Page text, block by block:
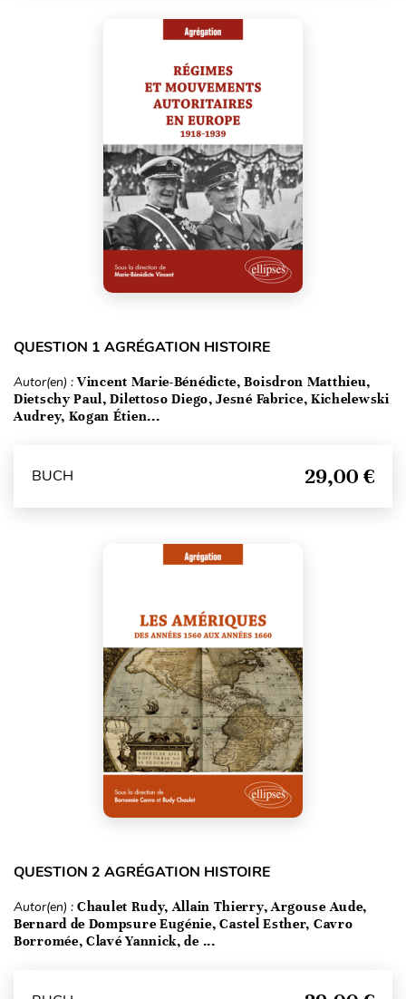
QUESTION 1 AGRÉGATION HISTOIRE
Autor(en) : Vincent Marie-Bénédicte, Boisdron Matthieu,
Dietschy Paul, Dilettoso Diego, Jesné Fabrice, Kichelewski
Audrey, Kogan Étien...
BUCH 29,00 €
QUESTION 2 AGRÉGATION HISTOIRE
Autor(en) : Chaulet Rudy, Allain Thierry, Argouse Aude,
Bernard de Dompsure Eugénie, Castel Esther, Cavro
Borromée, Clavé Yannick, de ...